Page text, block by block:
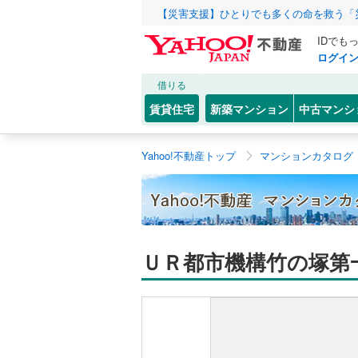
【災害支援】ひとりでも多くの命を救う
IDでも
ログイン
借りる
賃貸住宅 新築マンション 中古マンシ
Yahoo!不動産トップ マンションカタログ
ＵＲ都市機構竹の塚